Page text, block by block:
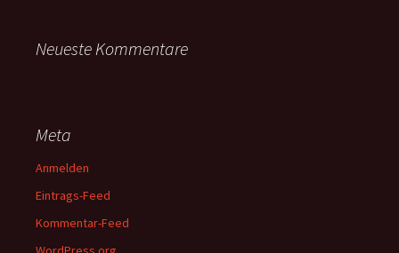
Neueste Kommentare
Meta
Anmelden
Eintrags-Feed
Kommentar-Feed